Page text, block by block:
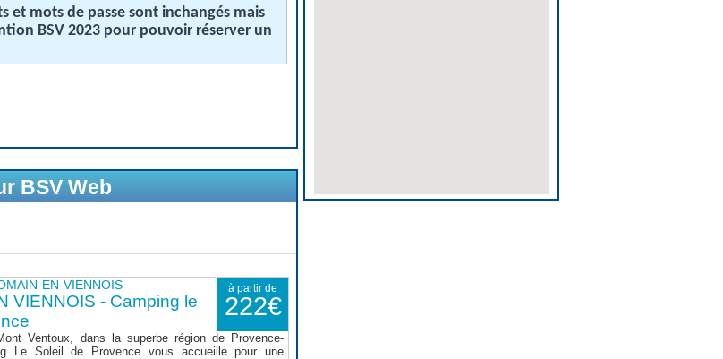
et mots de passe sont inchangés mais
BSV 2023 pour pouvoir réserver un
BSV Web
EN-VIENNOIS à partir de
222€
VIENNOIS - Camping le
Ventoux, dans la superbe région de Provence-
Le Soleil de Provence vous accueille pour une